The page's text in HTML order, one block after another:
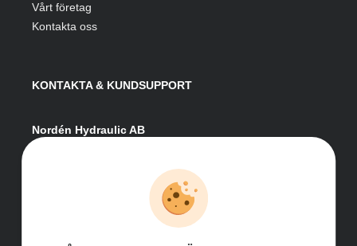
Vårt företag
Kontakta oss
KONTAKTA & KUNDSUPPORT
Nordén Hydraulic AB
info@nordenhydraulic.se
Org-nr: 556531-8424